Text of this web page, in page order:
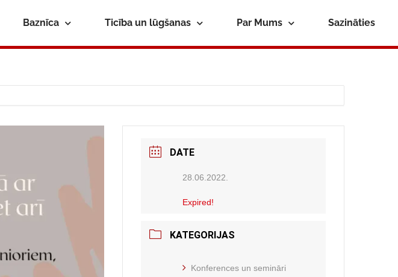
Baznīca Ticība un lūgšanas Par Mums Sazināties
DATE
28.06.2022.
Expired!
KATEGORIJAS
Konferences un semināri